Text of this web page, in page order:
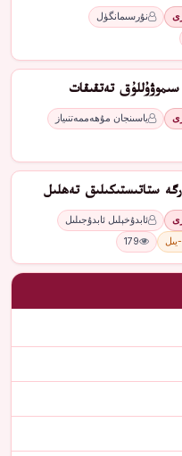
نۇرسىمانگۈل
تەتقىقات
ياسىنجان مۇھەممەتنىياز
ستاتىستىكىلىق تەھلىل
ئابدۇخېلىل ئابدۇجىلىل
179